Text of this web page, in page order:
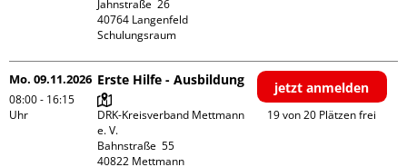
Jahnstraße  26
40764 Langenfeld
Schulungsraum
Mo. 09.11.2026
08:00 - 16:15
Uhr
Erste Hilfe - Ausbildung
DRK-Kreisverband Mettmann
e. V.
Bahnstraße  55
jetzt anmelden
19 von 20 Plätzen frei